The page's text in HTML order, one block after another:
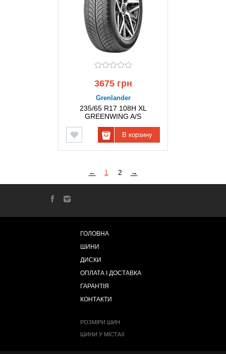
3675 грн
Grenlander
235/65 R17 108H XL
GREENWING A/S
В корзину
← 1 2 →
ГОЛОВНА
ШИНИ
ДИСКИ
ОПЛАТА І ДОСТАВКА
ГАРАНТІЯ
КОНТАКТИ
РОЗМІРИ ШИН
ШИНИ У МІСТАХ